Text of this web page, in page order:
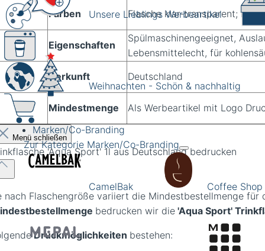
Unsere Lieblings Werbeartikel
Weihnachten - Schön & nachhaltig
Marken/Co-Branding
Zur Kategorie Marken/Co-Branding
CamelBak Coffee
Farben Flasche klar-transparent;
Eigenschaften
Spülmaschinengeeignet,
L ebensmittelecht, für
Herkunft
Deutschland
Mindestmenge Als Werbeartikel mit Logo
Menü schließen
'Aqua Sport' 1l aus Deutschland bedrucken
nach Flaschengröße variiert die Mindestbestellmenge für
bedrucken wir die 'Aqua Sport'
Druckmöglichkeiten bestehen: